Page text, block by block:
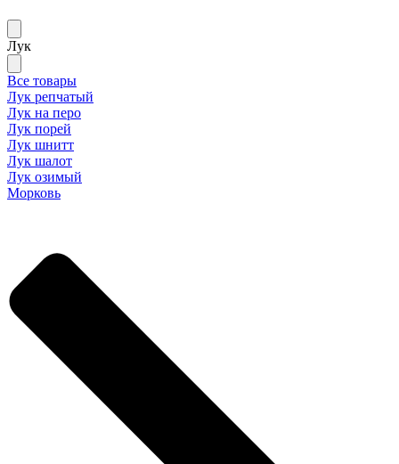
Лук
Все товары
Лук репчатый
Лук на перо
Лук порей
Лук шнитт
Лук шалот
Лук озимый
Морковь